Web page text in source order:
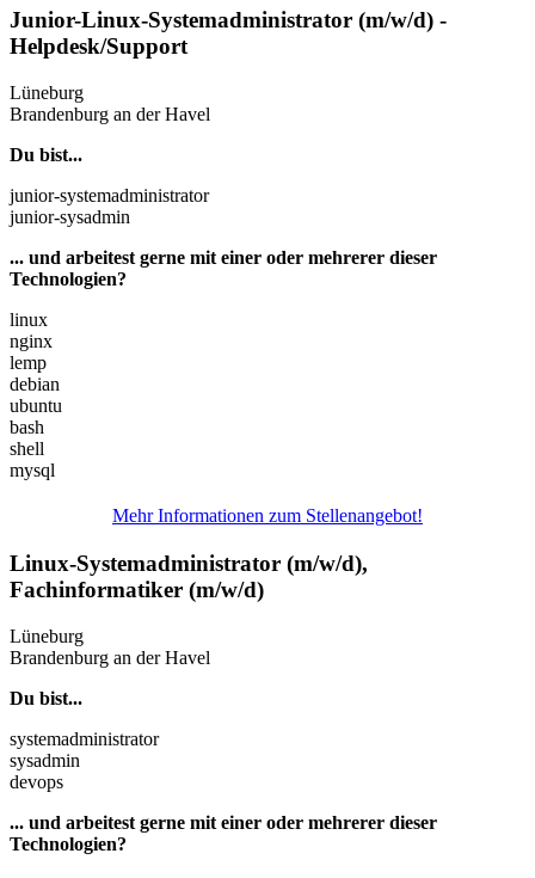
Junior-Linux-Systemadministrator (m/w/d) -
Helpdesk/Support
Lüneburg
Brandenburg an der Havel
Du bist...
junior-systemadministrator
junior-sysadmin
... und arbeitest gerne mit einer oder mehrerer dieser
Technologien?
linux
nginx
lemp
debian
ubuntu
bash
shell
mysql
Mehr Informationen zum Stellenangebot!
Linux-Systemadministrator (m/w/d),
Fachinformatiker (m/w/d)
Lüneburg
Brandenburg an der Havel
Du bist...
systemadministrator
sysadmin
devops
... und arbeitest gerne mit einer oder mehrerer dieser
Technologien?